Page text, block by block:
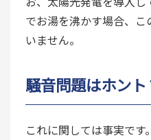
でお湯を沸かす場合、
いません。
騒音問題はホント
これに関しては事実で